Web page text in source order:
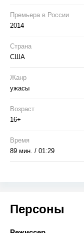
Премьера в Росcии
2014
Страна
США
Жанр
ужасы
Возраст
16+
Время
89 мин. / 01:29
Персоны